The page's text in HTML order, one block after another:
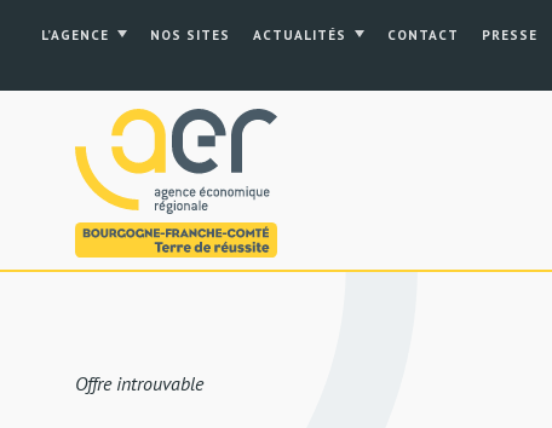
L’AGENCE NOS SITES ACTUALITÉS CONTACT PRESSE
Offre introuvable